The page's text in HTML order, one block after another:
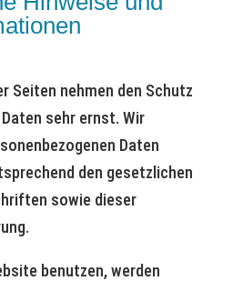
Seiten nehmen den Schutz
sehr ernst. Wir
Daten
den gesetzlichen
sowie dieser
benutzen, werden